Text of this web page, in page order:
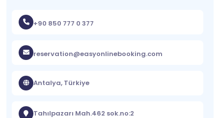
+90 850 777 0 377
reservation@easyonlinebooking.com
Antalya, Türkiye
Tahılpazarı Mah.462 sok.no:2